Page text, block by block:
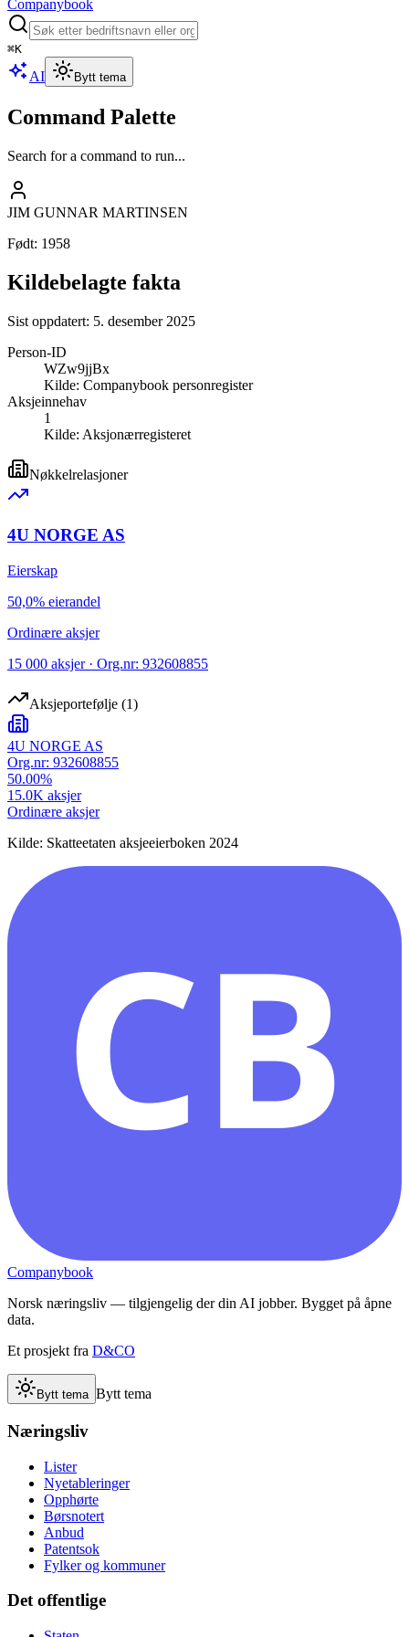
Companybook
⌘K
AI Bytt tema
Command Palette
Search for a command to run...
JIM GUNNAR MARTINSEN
Født: 1958
Kildebelagte fakta
Sist oppdatert: 5. desember 2025
Person-ID
WZw9jjBx
Kilde: Companybook personregister
Aksjeinnehav
1
Kilde: Aksjonærregisteret
Nøkkelrelasjoner
4U NORGE AS
Eierskap
50,0% eierandel
Ordinære aksjer
15 000 aksjer · Org.nr: 932608855
Aksjeportefølje (1)
4U NORGE AS
Org.nr: 932608855
50.00%
15.0K aksjer
Ordinære aksjer
Kilde: Skatteetaten aksjeeierboken 2024
CB
Companybook
Norsk næringsliv — tilgjengelig der din AI jobber. Bygget på åpne
data.
Et prosjekt fra D&CO
Bytt tema Bytt tema
Næringsliv
Lister
Nyetableringer
Opphørte
Børsnotert
Anbud
Patentsok
Fylker og kommuner
Det offentlige